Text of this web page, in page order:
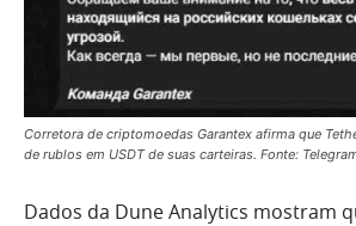
Corretora de criptomoedas Garantex afirma que
de rublos em USDT de suas carteiras. Fonte:
Dados da Dune Analytics mostram